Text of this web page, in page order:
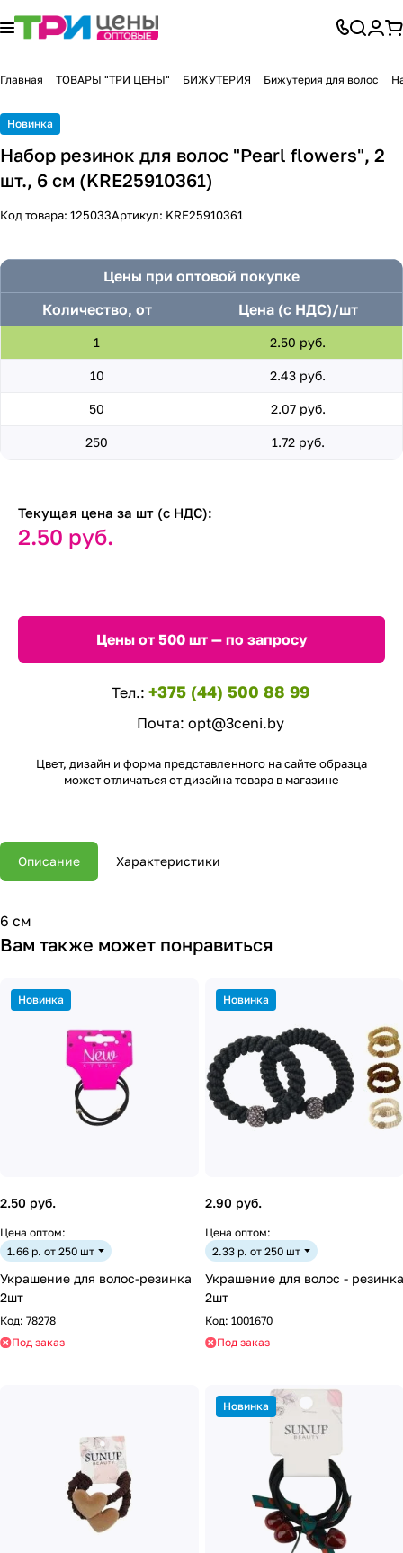
Главная ТОВАРЫ "ТРИ ЦЕНЫ" БИЖУТЕРИЯ Бижутерия для волос
Новинка
Набор резинок для волос "Pearl flowers", 2
шт., 6 см (KRE25910361)
Код товара: 125033Артикул: KRE25910361
Цены при оптовой покупке
Количество, от
Цена (с НДС)/шт
1 2.50 руб.
10 2.43 руб.
50 2.07 руб.
250 1.72 руб.
Текущая цена за шт (с НДС):
2.50 руб.
Цены от 500 шт — по запросу
Тел.: +375 (44) 500 88 99
Почта: opt@3ceni.by
Цвет, дизайн и форма представленного на сайте образца
может отличаться от дизайна товара в магазине
Описание Характеристики
6 см
Вам также может понравиться
Новинка
2.50 руб.
Цена оптом:
1.66 р. от 250 шт
Украшение для волос-резинка
2шт
Код: 78278
Под заказ
Новинка
2.90 руб.
Цена оптом:
2.33 р. от 250 шт
Украшение для волос - резинка
2шт
Код: 1001670
Под заказ
Новинка